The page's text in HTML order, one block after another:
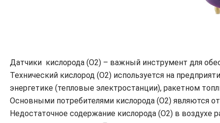
Датчики кислорода (О2) – важный инструмент для
Технический кислород (О2) используется на
энергетике (тепловые электростанции), ракетном
Основными потребителями кислорода (О2) являются
Недостаточное содержание кислорода (О2) в